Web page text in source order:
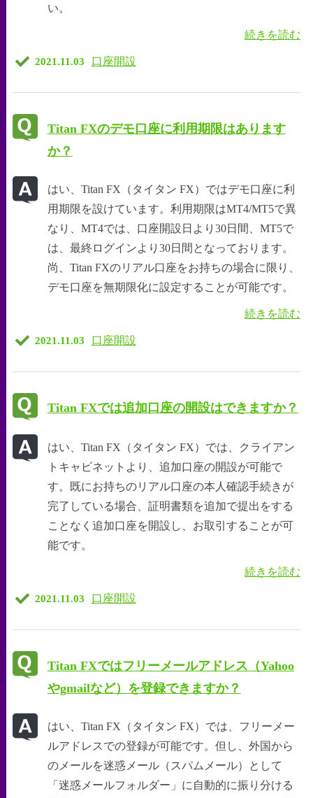
い。
続きを読む
2021.11.03 口座開設
Titan FXのデモ口座に利用期限はあります
か？
はい、Titan FX（タイタン FX）ではデモ口座に利
用期限を設けています。利用期限はMT4/MT5で異
なり、MT4では、口座開設日より30日間、MT5で
は、最終ログインより30日間となっております。
尚、Titan FXのリアル口座をお持ちの場合に限り、
デモ口座を無期限化に設定することが可能です。
続きを読む
2021.11.03 口座開設
Titan FXでは追加口座の開設はできますか？
はい、Titan FX（タイタン FX）では、クライアン
トキャビネットより、追加口座の開設が可能で
す。既にお持ちのリアル口座の本人確認手続きが
完了している場合、証明書類を追加で提出をする
ことなく追加口座を開設し、お取引することが可
能です。
続きを読む
2021.11.03 口座開設
Titan FXではフリーメールアドレス（Yahoo
やgmailなど）を登録できますか？
はい、Titan FX（タイタン FX）では、フリーメー
ルアドレスでの登録が可能です。但し、外国から
のメールを迷惑メール（スパムメール）として
「迷惑メールフォルダー」に自動的に振り分ける